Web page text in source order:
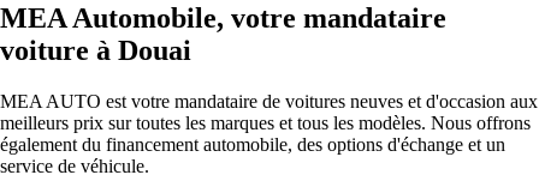
MEA Automobile, votre mandataire
voiture à Douai
MEA AUTO est votre mandataire de voitures neuves et d'occasion aux
meilleurs prix sur toutes les marques et tous les modèles. Nous offrons
également du financement automobile, des options d'échange et un
service de véhicule.